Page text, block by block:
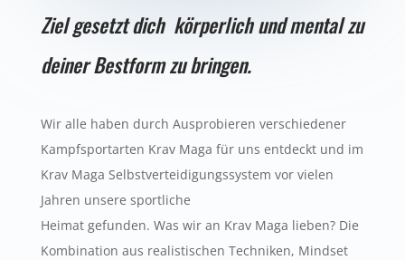
Ziel gesetzt dich körperlich und mental zu
deiner Bestform zu bringen.
Wir alle haben durch Ausprobieren verschiedener
Kampfsportarten Krav Maga für uns entdeckt und im
Krav Maga Selbstverteidigungssystem vor vielen
Jahren unsere sportliche
Heimat gefunden. Was wir an Krav Maga lieben? Die
Kombination aus realistischen Techniken, Mindset